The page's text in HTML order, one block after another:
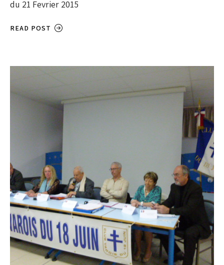
du 21 Fevrier 2015
READ POST